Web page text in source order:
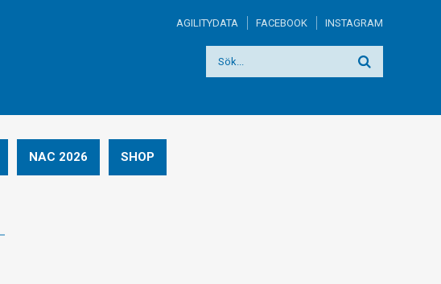
AGILITYDATA FACEBOOK INSTAGRAM
NAC 2026 SHOP